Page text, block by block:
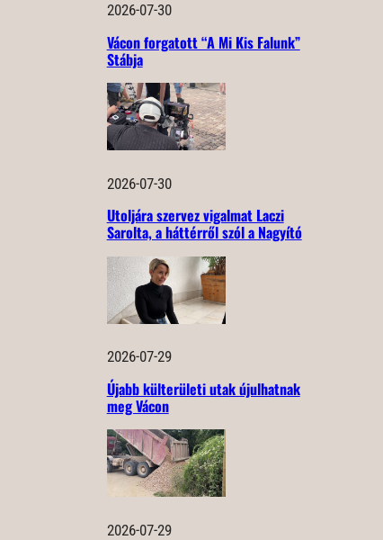
2026-07-30
Vácon forgatott “A Mi Kis Falunk”
Stábja
2026-07-30
Utoljára szervez vigalmat Laczi
Sarolta, a háttérről szól a Nagyító
2026-07-29
Újabb külterületi utak újulhatnak
meg Vácon
2026-07-29